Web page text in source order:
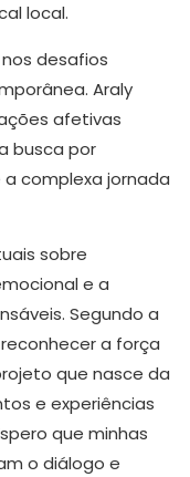
local.
desafios
Araly
afetivas
busca por
complexa jornada
sobre
e a
Segundo a
a força
que nasce da
e experiências
que minhas
o diálogo e